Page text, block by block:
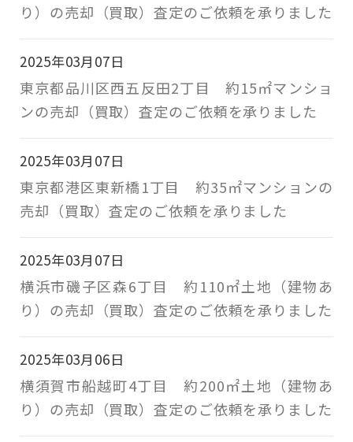
り）の売却（買取）査定のご依頼を承りました
2025年03月07日
東京都品川区西五反田2丁目 約15㎡マンショ
ンの売却（買取）査定のご依頼を承りました
2025年03月07日
東京都港区東新橋1丁目 約35㎡マンションの
売却（買取）査定のご依頼を承りました
2025年03月07日
横浜市磯子区森6丁目 約110㎡土地（建物あ
り）の売却（買取）査定のご依頼を承りました
2025年03月06日
横須賀市船越町4丁目 約200㎡土地（建物あ
り）の売却（買取）査定のご依頼を承りました